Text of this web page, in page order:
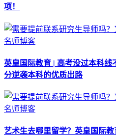
项！
名师博客
英皇国际教育 | 高考没过本科
分逆袭本科的优质出路
名师博客
艺术生去哪里留学？英皇国际